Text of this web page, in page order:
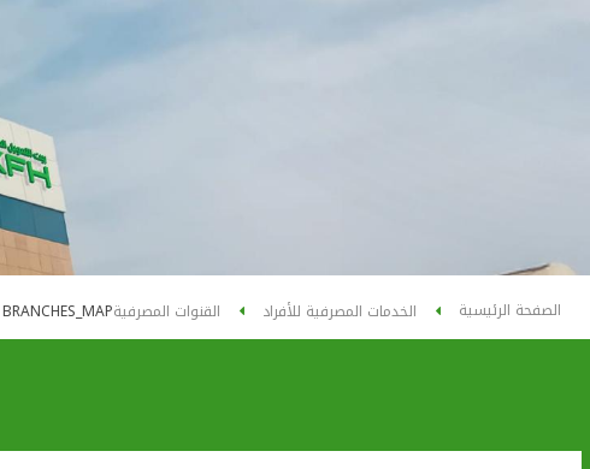
الصفحة الرئيسية الخدمات المصرفية للأفراد القنوات المصرفيةBRANCHES_MAP